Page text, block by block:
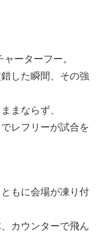
ーターフー。
した瞬間、その強
まならず、
レフリーが試合を
もに会場が凍り付
カウンターで飛ん